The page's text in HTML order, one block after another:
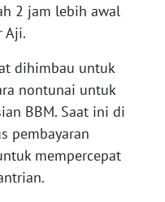
2 jam lebih awal
Aji.
dihimbau untuk
nontunai untuk
BBM. Saat ini di
pembayaran
mempercepat